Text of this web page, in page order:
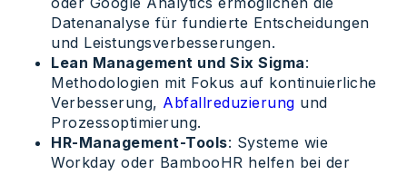
Datenanalyse für fundierte Entscheidungen
und Leistungsverbesserungen.
Lean Management und Six Sigma:
Methodologien mit Fokus auf kontinuierliche
Verbesserung, Abfallreduzierung und
Prozessoptimierung.
HR-Management-Tools: Systeme wie
Workday oder BambooHR helfen bei der